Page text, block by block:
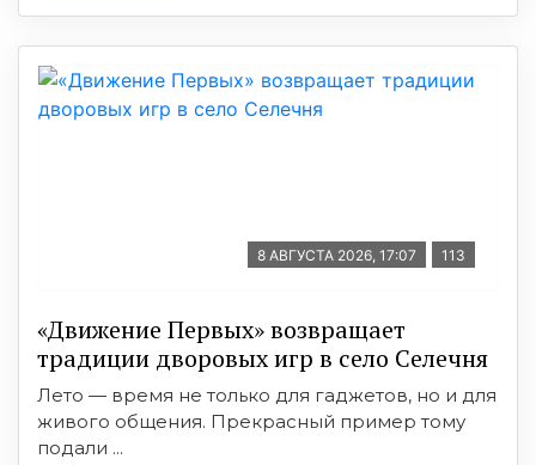
8 АВГУСТА 2026, 17:07 113
«Движение Первых» возвращает
традиции дворовых игр в село Селечня
Лето — время не только для гаджетов, но и для
живого общения. Прекрасный пример тому
подали ...